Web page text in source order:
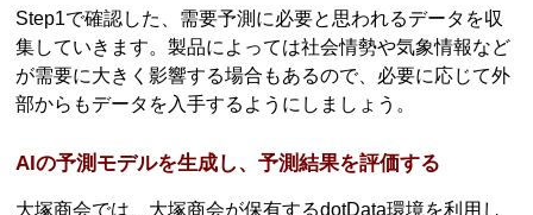
Step1で確認した、需要予測に必要と思われるデータを収
集していきます。製品によっては社会情勢や気象情報など
が需要に大きく影響する場合もあるので、必要に応じて外
部からもデータを入手するようにしましょう。
AIの予測モデルを生成し、予測結果を評価する
大塚商会では、大塚商会が保有するdotData環境を利用し